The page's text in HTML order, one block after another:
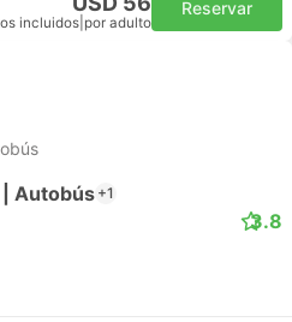
incluidos por adulto
Reservar
Autobús +1
3.8